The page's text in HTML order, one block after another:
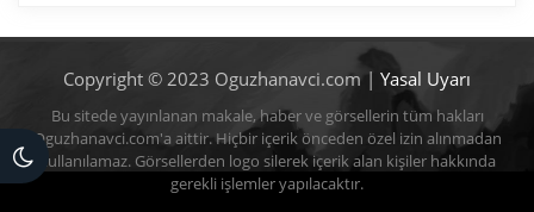
Copyright © 2023 Oguzhanavci.com | Yasal Uyarı
Bu sitede yayınlanan makale, haber ve görsellerin tüm hakları
Oguzhanavci.com'a aittir. Hiçbir içerik önceden özel izin alınmadan
kullanılamaz. Görsellerden logo silerek içerik alan kişiler hakkında
gerekli işlemler yapılacaktır.